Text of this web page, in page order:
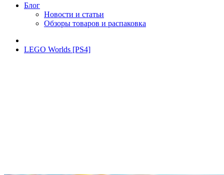
Блог
Новости и статьи
Обзоры товаров и распаковка
LEGO Worlds [PS4]